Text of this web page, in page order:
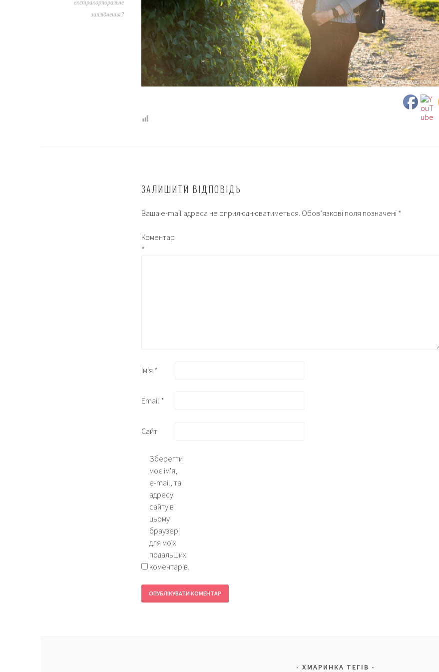
екстракорпоральне
запліднення?
ЗАЛИШИТИ ВІДПОВІДЬ
Ваша e-mail адреса не оприлюднюватиметься. Обов’язкові поля позначені *
Коментар
*
Ім'я *
Email *
Сайт
Зберегти
моє ім'я,
e-mail, та
адресу
сайту в
цьому
браузері
для моїх
подальших
коментарів.
ХМАРИНКА ТЕГІВ